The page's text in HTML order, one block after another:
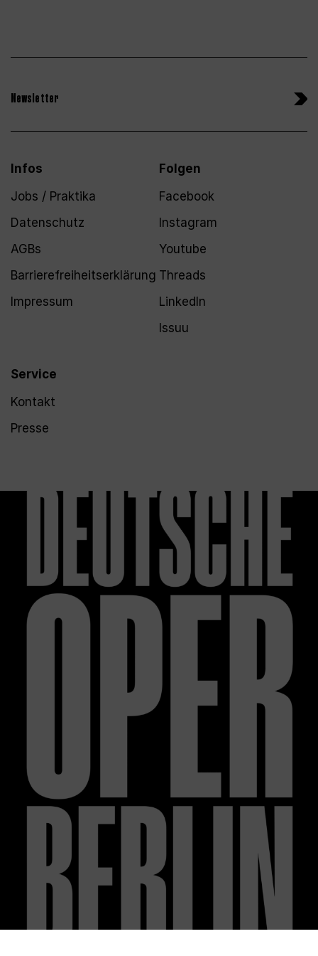
Newsletter
Infos
Jobs / Praktika
Datenschutz
AGBs
Barrierefreiheitserklärung
Impressum
Service
Kontakt
Presse
Folgen
Facebook
Instagram
Youtube
Threads
LinkedIn
Issuu